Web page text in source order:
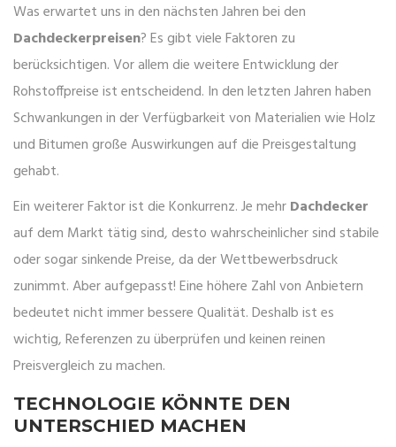
Was erwartet uns in den nächsten Jahren bei den
Dachdeckerpreisen? Es gibt viele Faktoren zu
berücksichtigen. Vor allem die weitere Entwicklung der
Rohstoffpreise ist entscheidend. In den letzten Jahren haben
Schwankungen in der Verfügbarkeit von Materialien wie Holz
und Bitumen große Auswirkungen auf die Preisgestaltung
gehabt.
Ein weiterer Faktor ist die Konkurrenz. Je mehrDachdecker
auf dem Markt tätig sind, desto wahrscheinlicher sind stabile
oder sogar sinkende Preise, da der Wettbewerbsdruck
zunimmt. Aber aufgepasst! Eine höhere Zahl von Anbietern
bedeutet nicht immer bessere Qualität. Deshalb ist es
wichtig, Referenzen zu überprüfen und keinen reinen
Preisvergleich zu machen.
TECHNOLOGIE KÖNNTE DEN
UNTERSCHIED MACHEN